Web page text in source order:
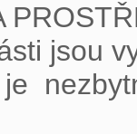
jsou